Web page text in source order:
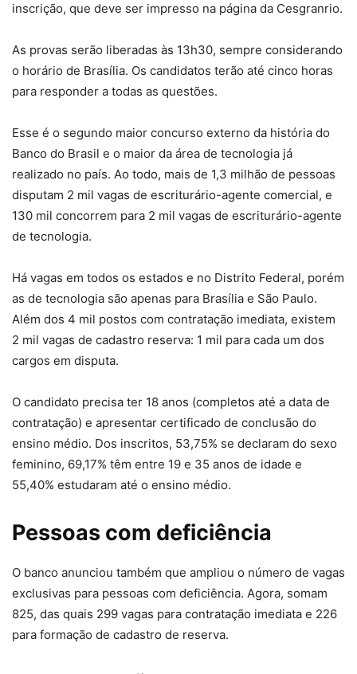
inscrição, que deve ser impresso na página da Cesgranrio.
As provas serão liberadas às 13h30, sempre considerando
o horário de Brasília. Os candidatos terão até cinco horas
para responder a todas as questões.
Esse é o segundo maior concurso externo da história do
Banco do Brasil e o maior da área de tecnologia já
realizado no país. Ao todo, mais de 1,3 milhão de pessoas
disputam 2 mil vagas de escriturário-agente comercial, e
130 mil concorrem para 2 mil vagas de escriturário-agente
de tecnologia.
Há vagas em todos os estados e no Distrito Federal, porém
as de tecnologia são apenas para Brasília e São Paulo.
Além dos 4 mil postos com contratação imediata, existem
2 mil vagas de cadastro reserva: 1 mil para cada um dos
cargos em disputa.
O candidato precisa ter 18 anos (completos até a data de
contratação) e apresentar certificado de conclusão do
ensino médio. Dos inscritos, 53,75% se declaram do sexo
feminino, 69,17% têm entre 19 e 35 anos de idade e
55,40% estudaram até o ensino médio.
Pessoas com deficiência
O banco anunciou também que ampliou o número de vagas
exclusivas para pessoas com deficiência. Agora, somam
825, das quais 299 vagas para contratação imediata e 226
para formação de cadastro de reserva.